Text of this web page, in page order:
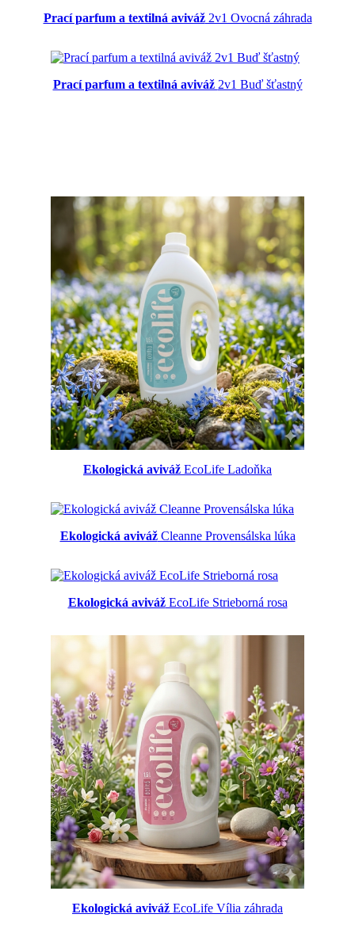
Prací parfum a textilná aviváž2v1 Ovocná záhrada
Prací parfum a textilná aviváž 2v1 Buď šťastný
Ekologická aviváž EcoLife Ladoňka
Ekologická avivážCleanne Provensálska lúka
Ekologická avivážEcoLife Strieborná rosa
Ekologická aviváž EcoLife Vília záhrada